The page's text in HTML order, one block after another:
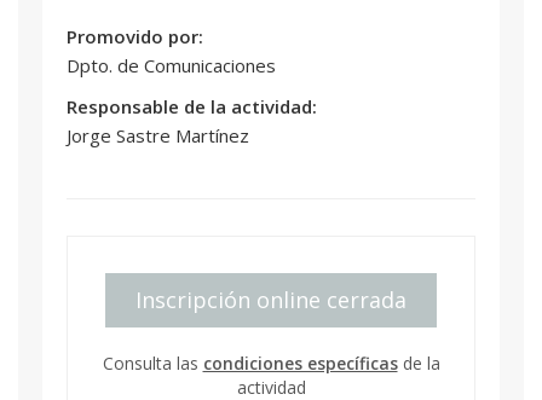
Promovido por:
Dpto. de Comunicaciones
Responsable de la actividad:
Jorge Sastre Martínez
Inscripción online cerrada
Consulta las condiciones específicasde la
actividad